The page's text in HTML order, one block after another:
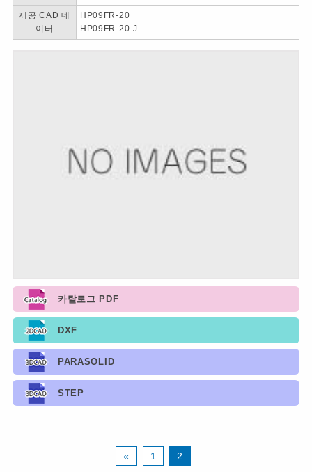
제공 CAD 데
이터
HP09FR-20
HP09FR-20-J
카탈로그 PDF
DXF
PARASOLID
STEP
« 1 2